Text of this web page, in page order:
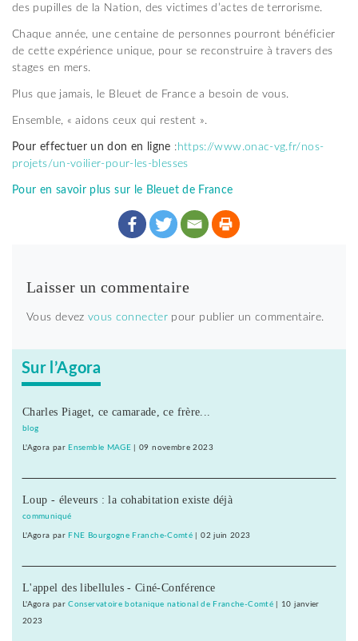
des pupilles de la Nation, des victimes d’actes de terrorisme.
Chaque année, une centaine de personnes pourront bénéficier
de cette expérience unique, pour se reconstruire à travers des
stages en mers.
Plus que jamais, le Bleuet de France a besoin de vous.
Ensemble, « aidons ceux qui restent ».
Pour effectuer un don en ligne :https://www.onac-vg.fr/nos-
projets/un-voilier-pour-les-blesses
Pour en savoir plus sur le Bleuet de France
Laisser un commentaire
Vous devez vous connecter pour publier un commentaire.
Sur l’Agora
Charles Piaget, ce camarade, ce frère...
blog
L'Agora par Ensemble MAGE |09 novembre 2023
Loup - éleveurs : la cohabitation existe déjà
communiqué
L'Agora par FNE Bourgogne Franche-Comté |02 juin 2023
L'appel des libellules - Ciné-Conférence
L'Agora parConservatoire botanique national de Franche-Comté| 10 janvier
2023